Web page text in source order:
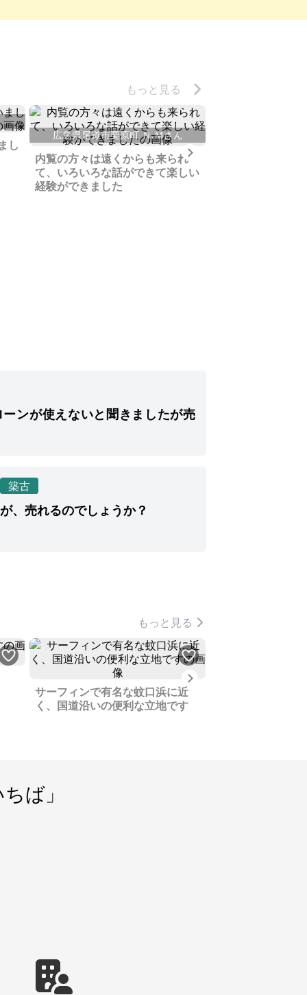
もっと見る
し
広島県尾道市栗原町 Ｎ.Ｍさん
内覧の方々は遠くからも来られ
て、いろいろな話ができて楽しい
経験ができました
ンが使えないと聞きましたが売
築古
、売れるのでしょうか？
もっと見る
サーフィンで有名な蚊口浜に近
く、国道沿いの便利な立地です
ば」